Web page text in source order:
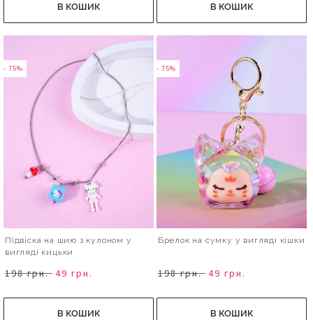
В КОШИК В КОШИК
- 75%
Підвіска на шию з кулоном у
вигляді кицьки
198 грн. 49 грн.
В КОШИК
- 75%
Брелок на сумку у вигляді кішки
198 грн. 49 грн.
В КОШИК